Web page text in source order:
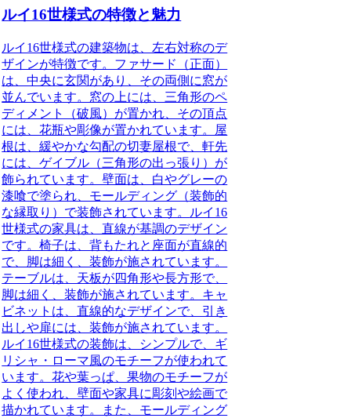
ルイ16世様式の特徴と魅力
ルイ16世様式の建築物は、左右対称のデ
ザインが特徴です。ファサード（正面）
は、中央に玄関があり、その両側に窓が
並んでいます。窓の上には、三角形のペ
ディメント（破風）が置かれ、その頂点
には、花瓶や彫像が置かれています。屋
根は、緩やかな勾配の切妻屋根で、軒先
には、ゲイブル（三角形の出っ張り）が
飾られています。壁面は、白やグレーの
漆喰で塗られ、モールディング（装飾的
な縁取り）で装飾されています。
ルイ16
世様式の家具は、直線が基調のデザイン
です。椅子は、背もたれと座面が直線的
で、脚は細く、装飾が施されています。
テーブルは、天板が四角形や長方形で、
脚は細く、装飾が施されています。キャ
ビネットは、直線的なデザインで、引き
出しや扉には、装飾が施されています。
ルイ16世様式の装飾は、シンプルで、ギ
リシャ・ローマ風のモチーフが使われて
います。花や葉っぱ、果物のモチーフが
よく使われ、壁面や家具に彫刻や絵画で
描かれています。また、モールディング